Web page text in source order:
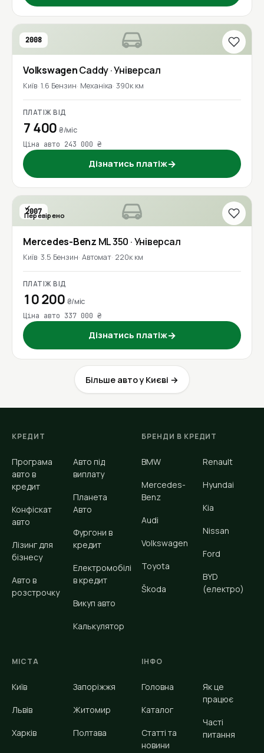
2008
VolkswagenCaddy· Універсал
Київ 1.6 Бензин Механіка 390к км
ПЛАТІЖ ВІД
7 400₴/міс
Ціна авто 243 000 ₴
Дізнатись платіж→
2007
Перевірено
Mercedes-Benz ML 350 · Універсал
Київ 3.5 Бензин Автомат 220к км
ПЛАТІЖ ВІД
10 200 ₴/міс
Ціна авто 337 000 ₴
Дізнатись платіж→
Більше авто у Києві →
КРЕДИТ
Програма
авто в
кредит
Конфіскат
авто
Лізинг для
бізнесу
Авто в
розстрочку
Авто під
виплату
Планета
Авто
Фургони в
кредит
Електромобілі
в кредит
Викуп авто
Калькулятор
БРЕНДИ В КРЕДИТ
BMW
Mercedes-
Benz
Audi
Volkswagen
Toyota
Škoda
Renault
Hyundai
Kia
Nissan
Ford
BYD
(електро)
МІСТА
Київ
Львів
Харків
Запоріжжя
Житомир
Полтава
ІНФО
Головна
Каталог
Статті та
новини
Як це
працює
Часті
питання